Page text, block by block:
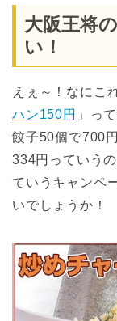
大阪王将
い！
えぇ～！なにこ
ハン150円 」っ
餃子50個で700
334円っていう
ていうキャンペ
いでしょうか！